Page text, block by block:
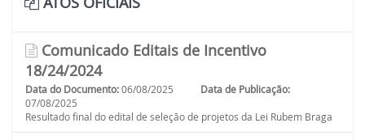
Comunicado Editais de Incentivo
18/24/2024
Data do Documento: 06/08/2025
Data de Publicação:
07/08/2025
Resultado final do edital de seleção de projetos da Lei Rubem Braga